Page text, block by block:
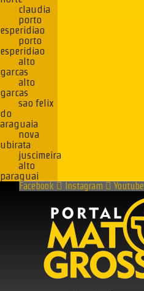
claudia
porto
esperidiao
porto
esperidiao
alto
garcas
alto
garcas
sao felix
do
araguaia
nova
ubirata
juscimeira
alto
paraguai
Facebook Instagram Youtube